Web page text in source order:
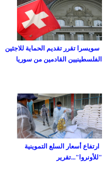
سويسرا تقرر تقديم الحماية للاجئين
الفلسطينيين القادمين من سوريا
ارتفاع أسعار السلع التموينية
"للأونروا"...تقرير